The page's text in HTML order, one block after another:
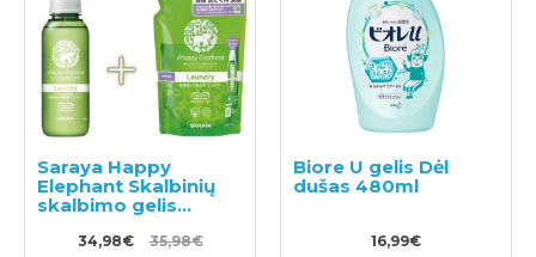
Saraya Happy
Elephant Skalbinių
skalbimo gelis
600ml + užpildas
540ml34,98€ 35,98€
Biore U gelis Dėl
dušas 480ml
16,99€